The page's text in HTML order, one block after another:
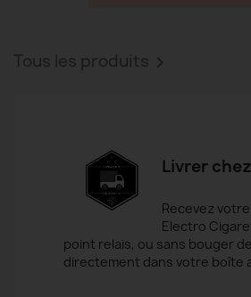
Tous les produits 
Livrer
Recevez
Electro
point relais, ou sans bouger
directement dans votre boîte